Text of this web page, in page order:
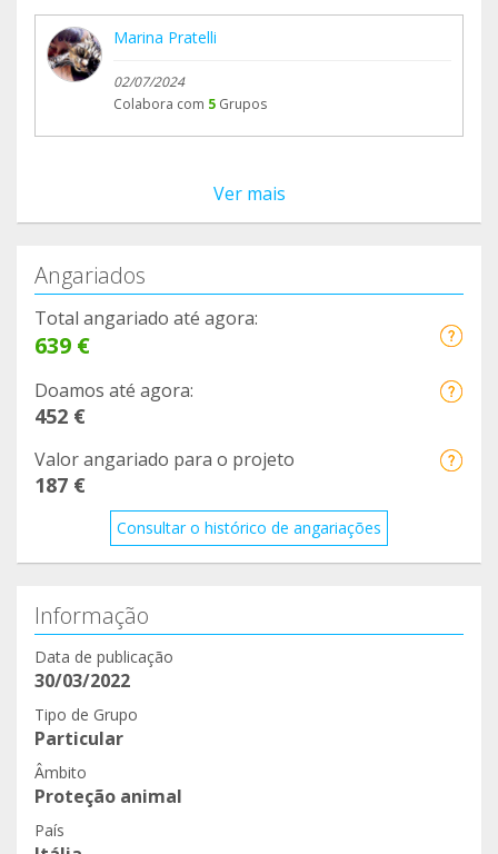
Marina Pratelli
02/07/2024
Colabora com 5 Grupos
Ver mais
Angariados
Total angariado até agora:
639 €
Doamos até agora:
452 €
Valor angariado para o projeto
187 €
Consultar o histórico de angariações
Informação
Data de publicação
30/03/2022
Tipo de Grupo
Particular
Âmbito
Proteção animal
País